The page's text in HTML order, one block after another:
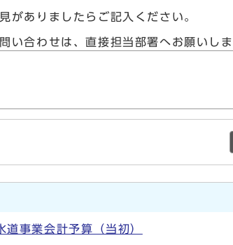
がありましたらご記入ください。
い合わせは、直接担当部署へお願いし
事業会計予算（当初）